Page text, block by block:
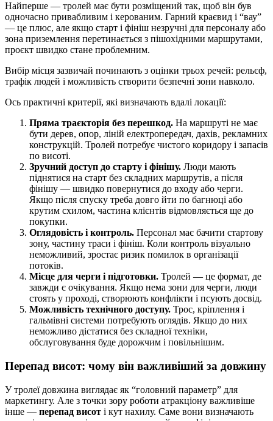
Найперше — тролей має бути розміщений так, щоб він був
одночасно привабливим і керованим. Гарний краєвид і “вау”
— це плюс, але якщо старт і фініш незручні для персоналу або
зона приземлення перетинається з пішохідними маршрутами,
проєкт швидко стане проблемним.
Вибір місця зазвичай починають з оцінки трьох речей: рельєф,
трафік людей і можливість створити безпечні зони навколо.
Ось практичні критерії, які визначають вдалі локації:
Пряма траєкторія без перешкод. На маршруті не має
бути дерев, опор, ліній електропередач, дахів, рекламних
конструкцій. Тролей потребує чистого коридору і запасів
по висоті.
Зручний доступ до старту і фінішу. Люди мають
піднятися на старт без складних маршрутів, а після
фінішу — швидко повернутися до входу або черги.
Якщо після спуску треба довго йти по багнюці або
крутим схилом, частина клієнтів відмовляється ще до
покупки.
Оглядовість і контроль. Персонал має бачити стартову
зону, частину траси і фініш. Коли контроль візуально
неможливий, зростає ризик помилок в організації
потоків.
Місце для черги і підготовки. Тролей — це формат, де
завжди є очікування. Якщо нема зони для черги, люди
стоять у проході, створюють конфлікти і псують досвід.
Можливість технічного доступу. Трос, кріплення і
гальмівні системи потребують оглядів. Якщо до них
неможливо дістатися без складної техніки,
обслуговування буде дорожчим і повільнішим.
Перепад висот: чому він важливіший за довжину
У тролеї довжина виглядає як “головний параметр” для
маркетингу. Але з точки зору роботи атракціону важливіше
інше — перепад висот і кут нахилу. Саме вони визначають